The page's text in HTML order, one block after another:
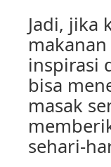
Jadi, jika
inspirasi
bisa
masak
sehari-